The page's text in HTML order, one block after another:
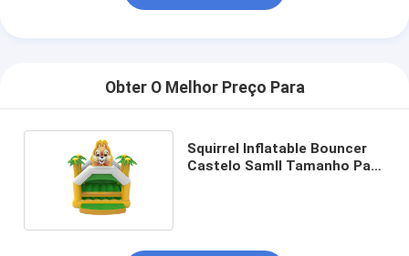
Obter O Melhor Preço Para
Squirrel Inflatable Bouncer
Castelo Samll Tamanho Para